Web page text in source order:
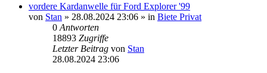
vordere Kardanwelle für Ford Explorer '99
von Stan » 28.08.2024 23:06 » in Biete Privat
0 Antworten
18893 Zugriffe
Letzter Beitrag von Stan
28.08.2024 23:06